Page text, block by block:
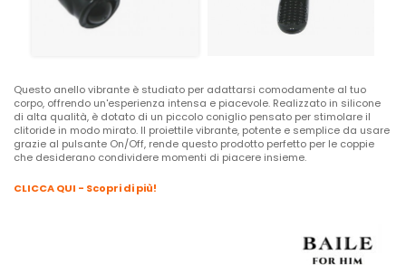
Questo anello vibrante è studiato per adattarsi comodamente al tuo
corpo, offrendo un'esperienza intensa e piacevole. Realizzato in silicone
di alta qualità, è dotato di un piccolo coniglio pensato per stimolare il
clitoride in modo mirato. Il proiettile vibrante, potente e semplice da usare
grazie al pulsante On/Off, rende questo prodotto perfetto per le coppie
che desiderano condividere momenti di piacere insieme.
CLICCA QUI - Scopri di più!